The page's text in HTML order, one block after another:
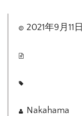
2021年9月11日
Nakahama